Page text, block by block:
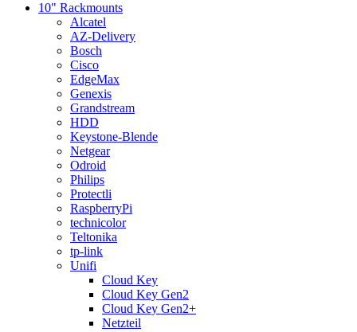
10" Rackmounts
Alcatel
AZ-Delivery
Bosch
Cisco
EdgeMax
Genexis
Grandstream
HDD
Keystone-Blende
Netgear
Odroid
Philips
Protectli
RaspberryPi
technicolor
Teltonika
tp-link
Unifi
Cloud Key
Cloud Key Gen2
Cloud Key Gen2+
Netzteil